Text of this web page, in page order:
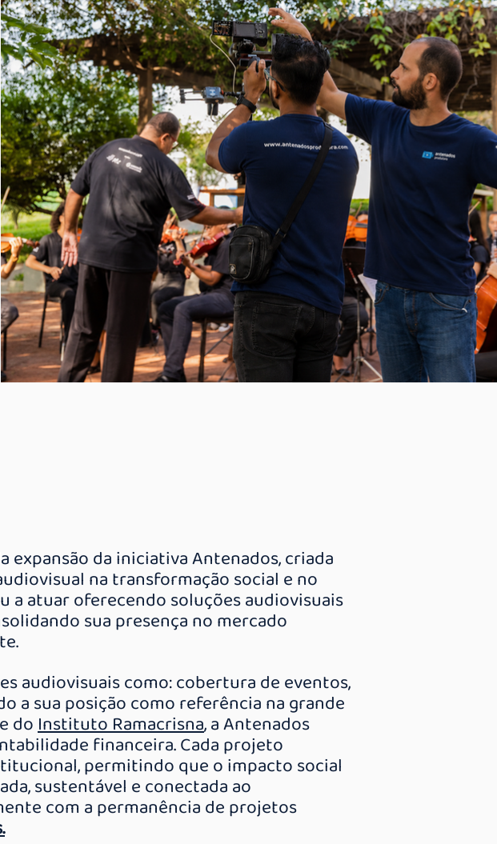
da iniciativa Antenados, criada
na transformação social e no
a atuar oferecendo soluções audiovisuais
sua presença no mercado
audiovisuais como: cobertura de eventos,
a sua posição como referência na grande
doInstituto Ramacrisna, a Antenados
financeira. Cada projeto
permitindo que o impacto social
sustentável e conectada ao
com a permanência de projetos